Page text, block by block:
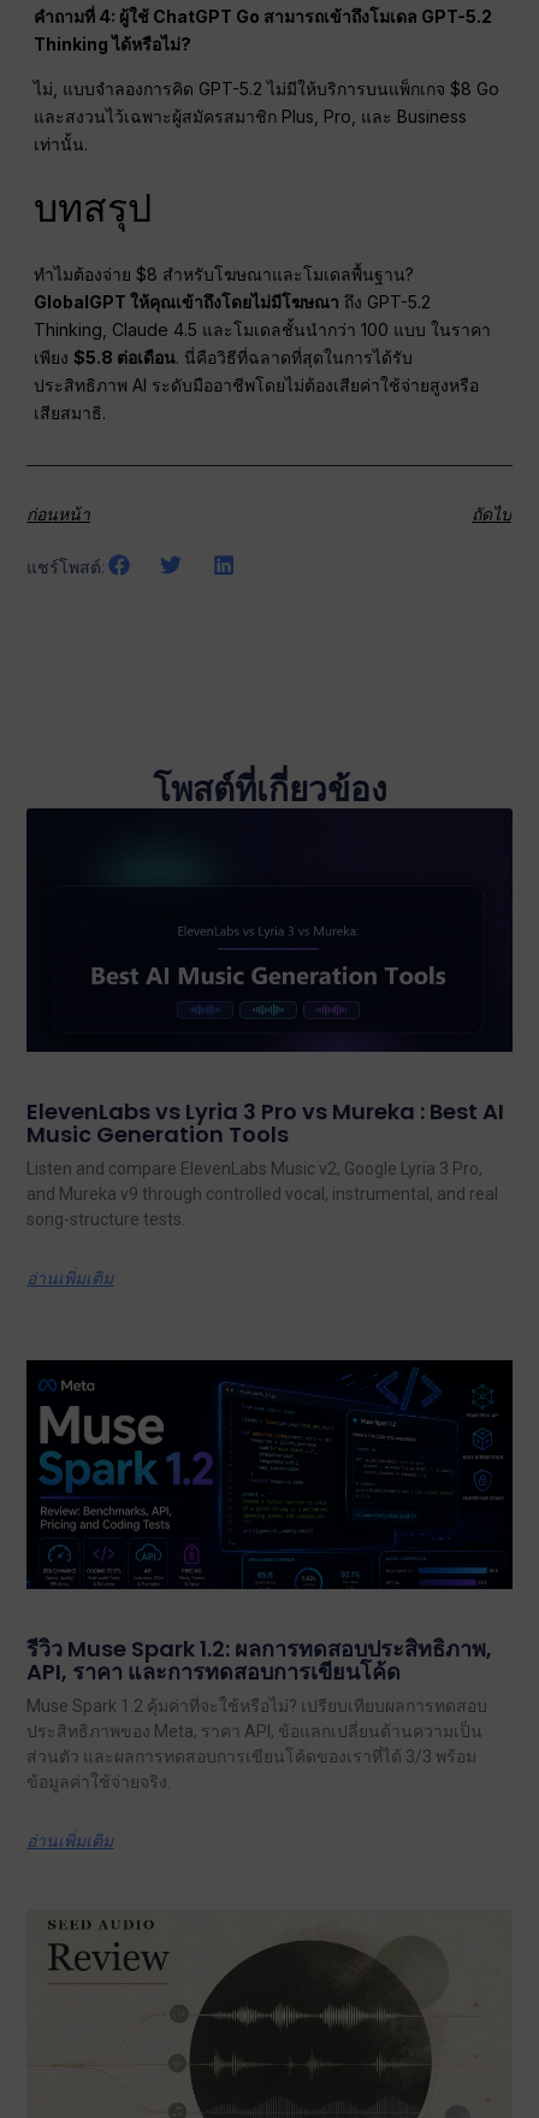
คำถามที่ 4: ผู้ใช้ ChatGPT Go สามารถเข้าถึงโมเดล GPT-5.2
Thinking ได้หรือไม่?
ไม่, แบบจำลองการคิด GPT-5.2 ไม่มีให้บริการบนแพ็กเกจ $8 Go
และสงวนไว้เฉพาะผู้สมัครสมาชิก Plus, Pro, และ Business
เท่านั้น.
บทสรุป
ทำไมต้องจ่าย $8 สำหรับโฆษณาและโมเดลพื้นฐาน?
GlobalGPT ให้คุณเข้าถึงโดยไม่มีโฆษณา ถึง GPT-5.2
Thinking, Claude 4.5 และโมเดลชั้นนำกว่า 100 แบบ ในราคา
เพียง$5.8 ต่อเดือน. นี่คือวิธีที่ฉลาดที่สุดในการได้รับ
ประสิทธิภาพ AI ระดับมืออาชีพโดยไม่ต้องเสียค่าใช้จ่ายสูงหรือ
เสียสมาธิ.
ก่อนหน้า ถัดไป
แชร์โพสต์:
โพสต์ที่เกี่ยวข้อง
ElevenLabs vs Lyria 3 Pro vs Mureka : Best AI
Music Generation Tools
Listen and compare ElevenLabs Music v2, Google Lyria 3 Pro,
and Mureka v9 through controlled vocal, instrumental, and real
song-structure tests.
อ่านเพิ่มเติม
รีวิว Muse Spark 1.2: ผลการทดสอบประสิทธิภาพ,
API, ราคา และการทดสอบการเขียนโค้ด
Muse Spark 1.2 คุ้มค่าที่จะใช้หรือไม่? เปรียบเทียบผลการทดสอบ
ประสิทธิภาพของ Meta, ราคา API, ข้อแลกเปลี่ยนด้านความเป็น
ส่วนตัว และผลการทดสอบการเขียนโค้ดของเราที่ได้ 3/3 พร้อม
ข้อมูลค่าใช้จ่ายจริง.
อ่านเพิ่มเติม